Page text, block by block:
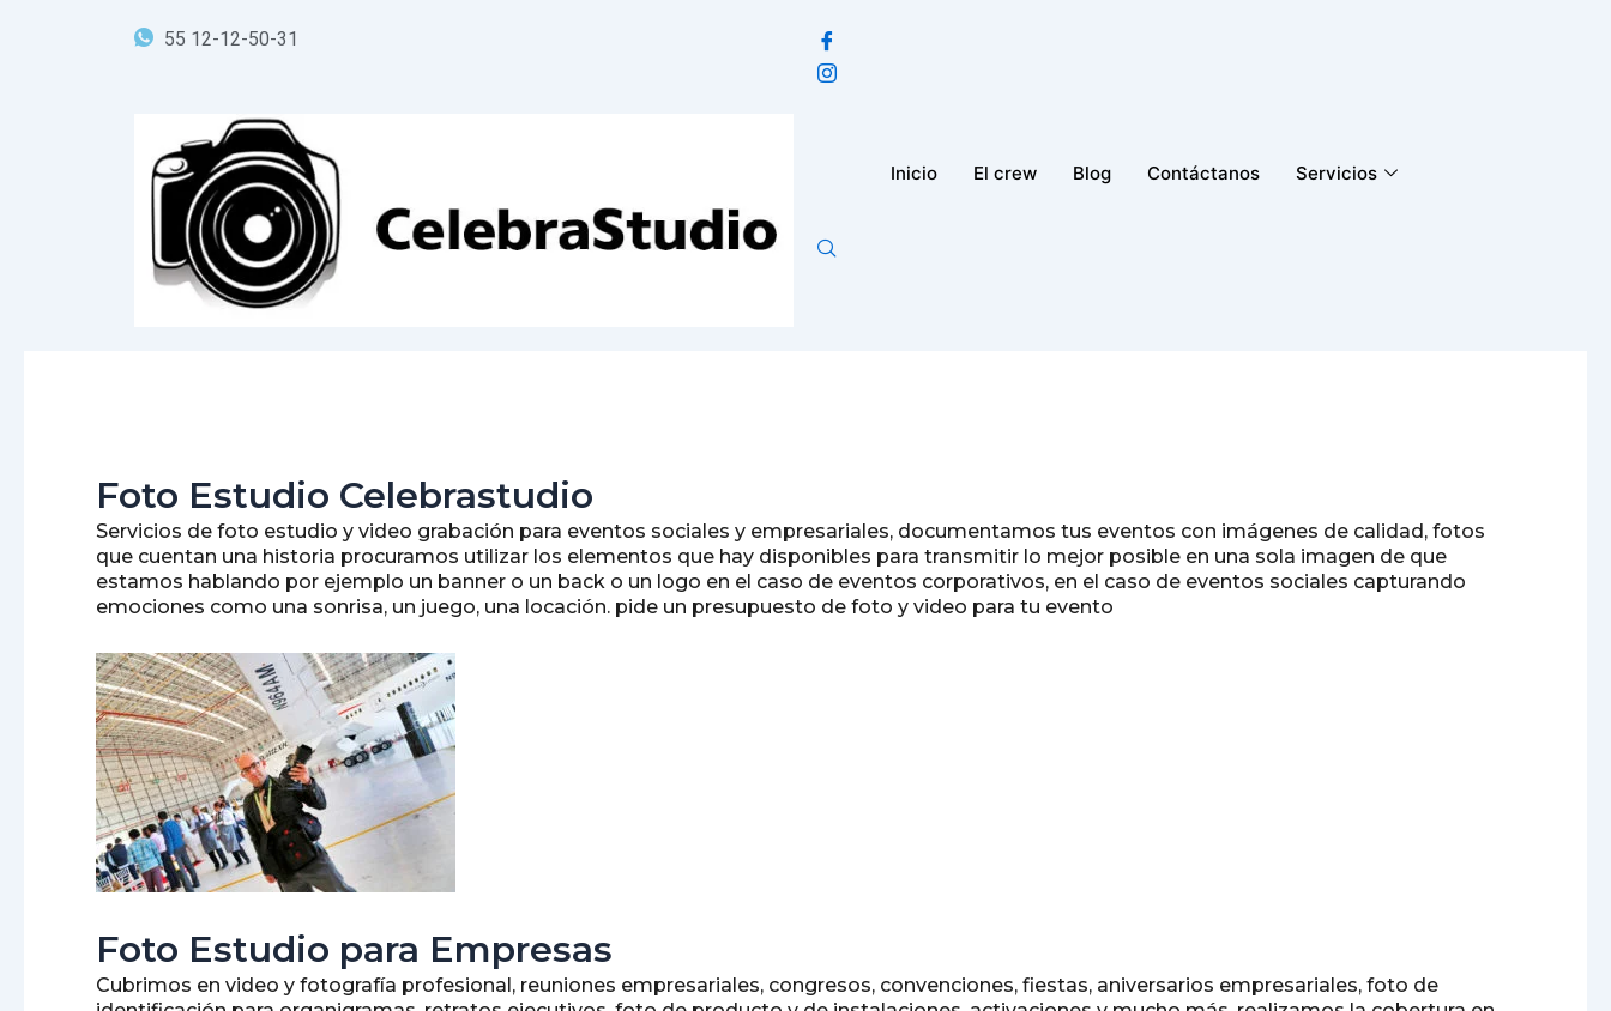
55 12-12-50-31
Inicio El crew Blog Contáctanos Servicios
Foto Estudio Celebrastudio
Servicios de foto estudio y video grabación para eventos sociales y empresariales, documentamos tus eventos con imágenes de calidad, fotos
que cuentan una historia procuramos utilizar los elementos que hay disponibles para transmitir lo mejor posible en una sola imagen de que
estamos hablando por ejemplo un banner o un back o un logo en el caso de eventos corporativos, en el caso de eventos sociales capturando
emociones como una sonrisa, un juego, una locación. pide un presupuesto de foto y video para tu evento
Foto Estudio para Empresas
Cubrimos en video y fotografía profesional, reuniones empresariales, congresos, convenciones, fiestas, aniversarios empresariales, foto de